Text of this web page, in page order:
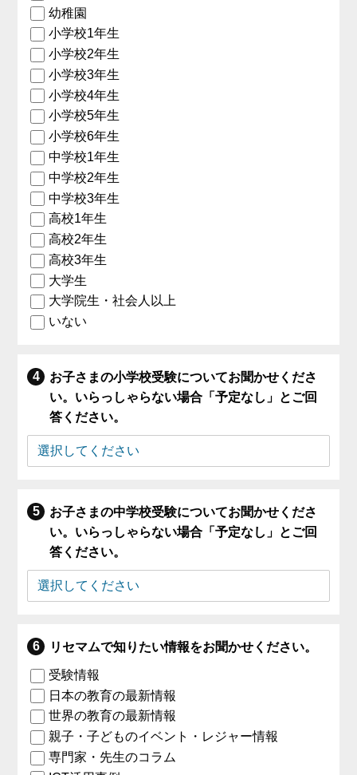
幼稚園
小学校1年生
小学校2年生
小学校3年生
小学校4年生
小学校5年生
小学校6年生
中学校1年生
中学校2年生
中学校3年生
高校1年生
高校2年生
高校3年生
大学生
大学院生・社会人以上
いない
お子さまの小学校受験についてお聞かせくださ
い。いらっしゃらない場合「予定なし」とご回
答ください。
お子さまの中学校受験についてお聞かせくださ
い。いらっしゃらない場合「予定なし」とご回
答ください。
リセマムで知りたい情報をお聞かせください。
受験情報
日本の教育の最新情報
世界の教育の最新情報
親子・子どものイベント・レジャー情報
専門家・先生のコラム